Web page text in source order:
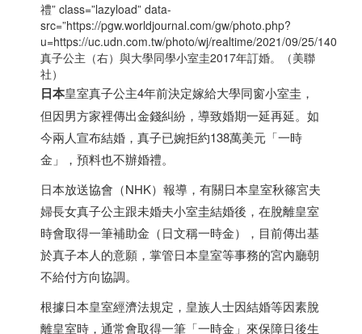
禮” class=”lazyload” data-
src=”https://pgw.worldjournal.com/gw/photo.php?
u=https://uc.udn.com.tw/photo/wj/realtime/2021/09/25/
真子公主（右）與大學同學小室圭2017年訂婚。（美聯
社）
日本皇室真子公主4年前決定嫁給大學同窗小室圭，
但因男方家裡傳出金錢糾紛，導致婚期一延再延。如
今兩人宣布結婚，真子已婉拒約138萬美元「一時
金」，預料也不辦婚禮。
日本放送協會（NHK）報導，有關日本皇室秋篠宮夫
婦長女真子公主跟未婚夫小室圭結婚後，在脫離皇室
時會取得一筆補助金（日文稱一時金），目前傳出基
於真子本人的意願，掌管日本皇室等事務的宮內廳朝
不給付方向協調。
根據日本皇室經濟法規定，皇族人士因結婚等因素脫
離皇室時，通常會取得一筆「一時金」來保障日後生